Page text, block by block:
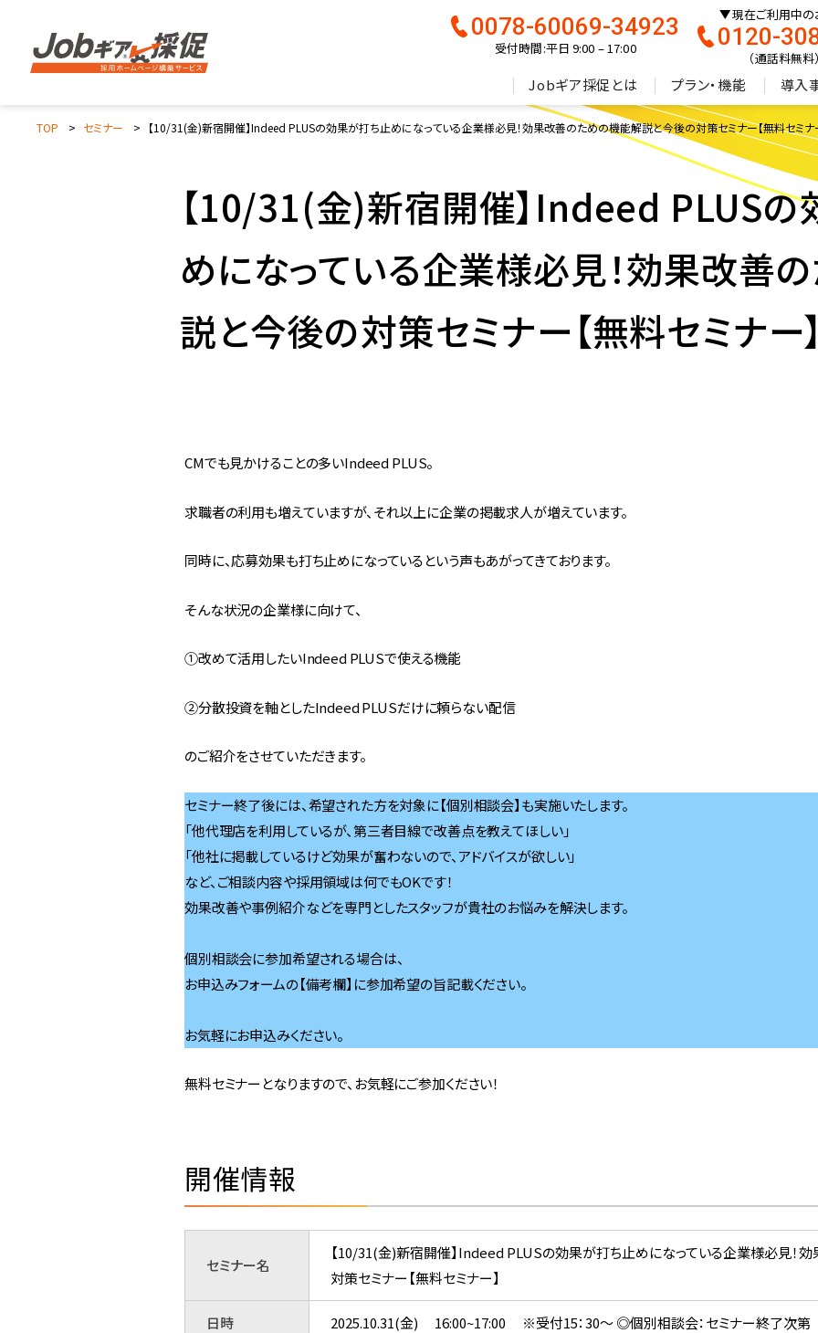
0078-60069-34923
受付時間:平日 9:00 – 17:00
現在ご利用中の
0120-
（通話料無料）
Jobギア採促とは プラン・機能 導入
TOP セミナー 【10/31(金)新宿開催】Indeed PLUSの効果が打ち止めになっている企業様必見！効果改善のための機能解説と今後の対策セミナー【無料セミナ
【10/31(金)新宿開催】Indeed PLUSの
めになっている企業様必見！効果改善
説と今後の対策セミナー【無料セミナー】
CMでも見かけることの多いIndeed PLUS。
求職者の利用も増えていますが、それ以上に企業の掲載求人が増えています。
同時に、応募効果も打ち止めになっているという声もあがってきております。
そんな状況の企業様に向けて、
①改めて活用したいIndeed PLUSで使える機能
②分散投資を軸としたIndeed PLUSだけに頼らない配信
のご紹介をさせていただきます。
セミナー終了後には、希望された方を対象に【個別相談会】も実施いたします。
「他代理店を利用しているが、第三者目線で改善点を教えてほしい」
「他社に掲載しているけど効果が奮わないので、アドバイスが欲しい」
など、ご相談内容や採用領域は何でもOKです！
効果改善や事例紹介などを専門としたスタッフが貴社のお悩みを解決します。
個別相談会に参加希望される場合は、
お申込みフォームの【備考欄】に参加希望の旨記載ください。
お気軽にお申込みください。
無料セミナーとなりますので、お気軽にご参加ください！
開催情報
セミナー名
【10/31(金)新宿開催】Indeed PLUSの効果が打ち止めになっている企業様必見！
対策セミナー【無料セミナー】
日時 2025.10.31(金) 16:00~17:00 ※受付15：30～ ◎個別相談会：セミナー終了次第